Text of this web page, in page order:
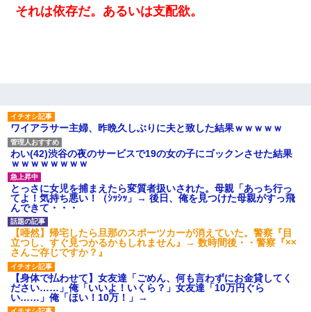
それは依存だ。あるいは支配欲。
ワイアラサー主婦、昨晩久しぶりに夫と致した結果ｗｗｗｗｗ
わい(42)渋谷の夜のサービスで19の女の子にゴックンさせた結果
ｗｗｗｗｗｗｗｗ
とっさに女児を捕まえたら変質者扱いされた。母親「あっち行っ
てよ！気持ち悪い！（ｼｯｼｯ」→ 後日、俺を見つけた母親がすっ飛
んできて・・・
【唖然】帰宅したら旦那のスポーツカーが消えていた。警察『目
立つし、すぐ見つかるかもしれません』→ 数時間後・・警察『××
さんご存じですか？』
【身体で払わせて】女友達「ごめん、何も言わずにお金貸してく
ださい……」俺「いいよ！いくら？」女友達「10万円ぐら
い……」俺「ほい！10万！」→